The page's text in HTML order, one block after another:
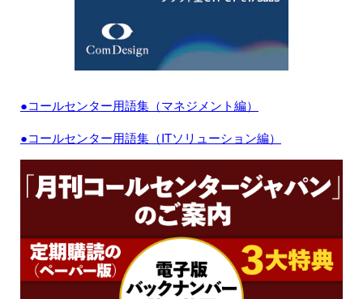
●コールセンター用語集（マネジメント編）
●コールセンター用語集（ITソリューション編）